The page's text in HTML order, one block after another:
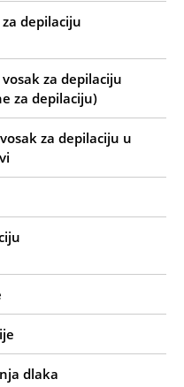
depilaciju
za depilaciju
za depilaciju)
za depilaciju u
dlaka